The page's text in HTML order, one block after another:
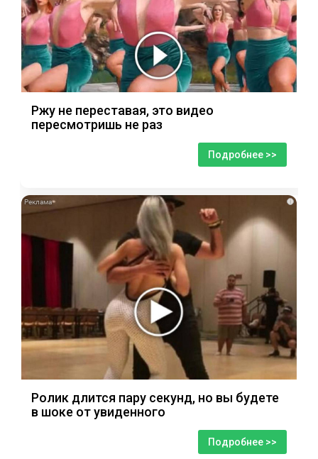
Ржу не переставая, это видео
пересмотришь не раз
Подробнее >>
i
Ролик длится пару секунд, но вы будете
в шоке от увиденного
Подробнее >>